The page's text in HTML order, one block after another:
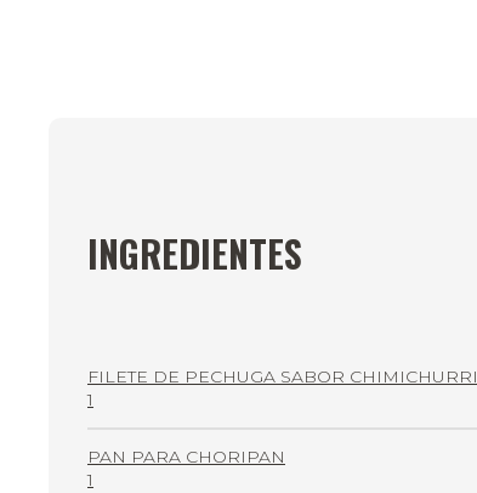
INGREDIENTES
FILETE DE PECHUGA SABOR CHIMICHURRI
1
PAN PARA CHORIPAN
1